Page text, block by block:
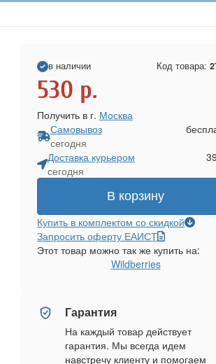
в наличии Код товара:
530 р.
Получить в г. Москва
Самовывоз
сегодня
Доставка курьером
сегодня
В корзину
Купить в комплектом со скидкой
Запросить оферту ЕАИСТ
Этот товар можно так же купить на:
Wildberries
Гарантия
На каждый товар действует
гарантия. Мы всегда идем
навстречу клиенту и помогаем